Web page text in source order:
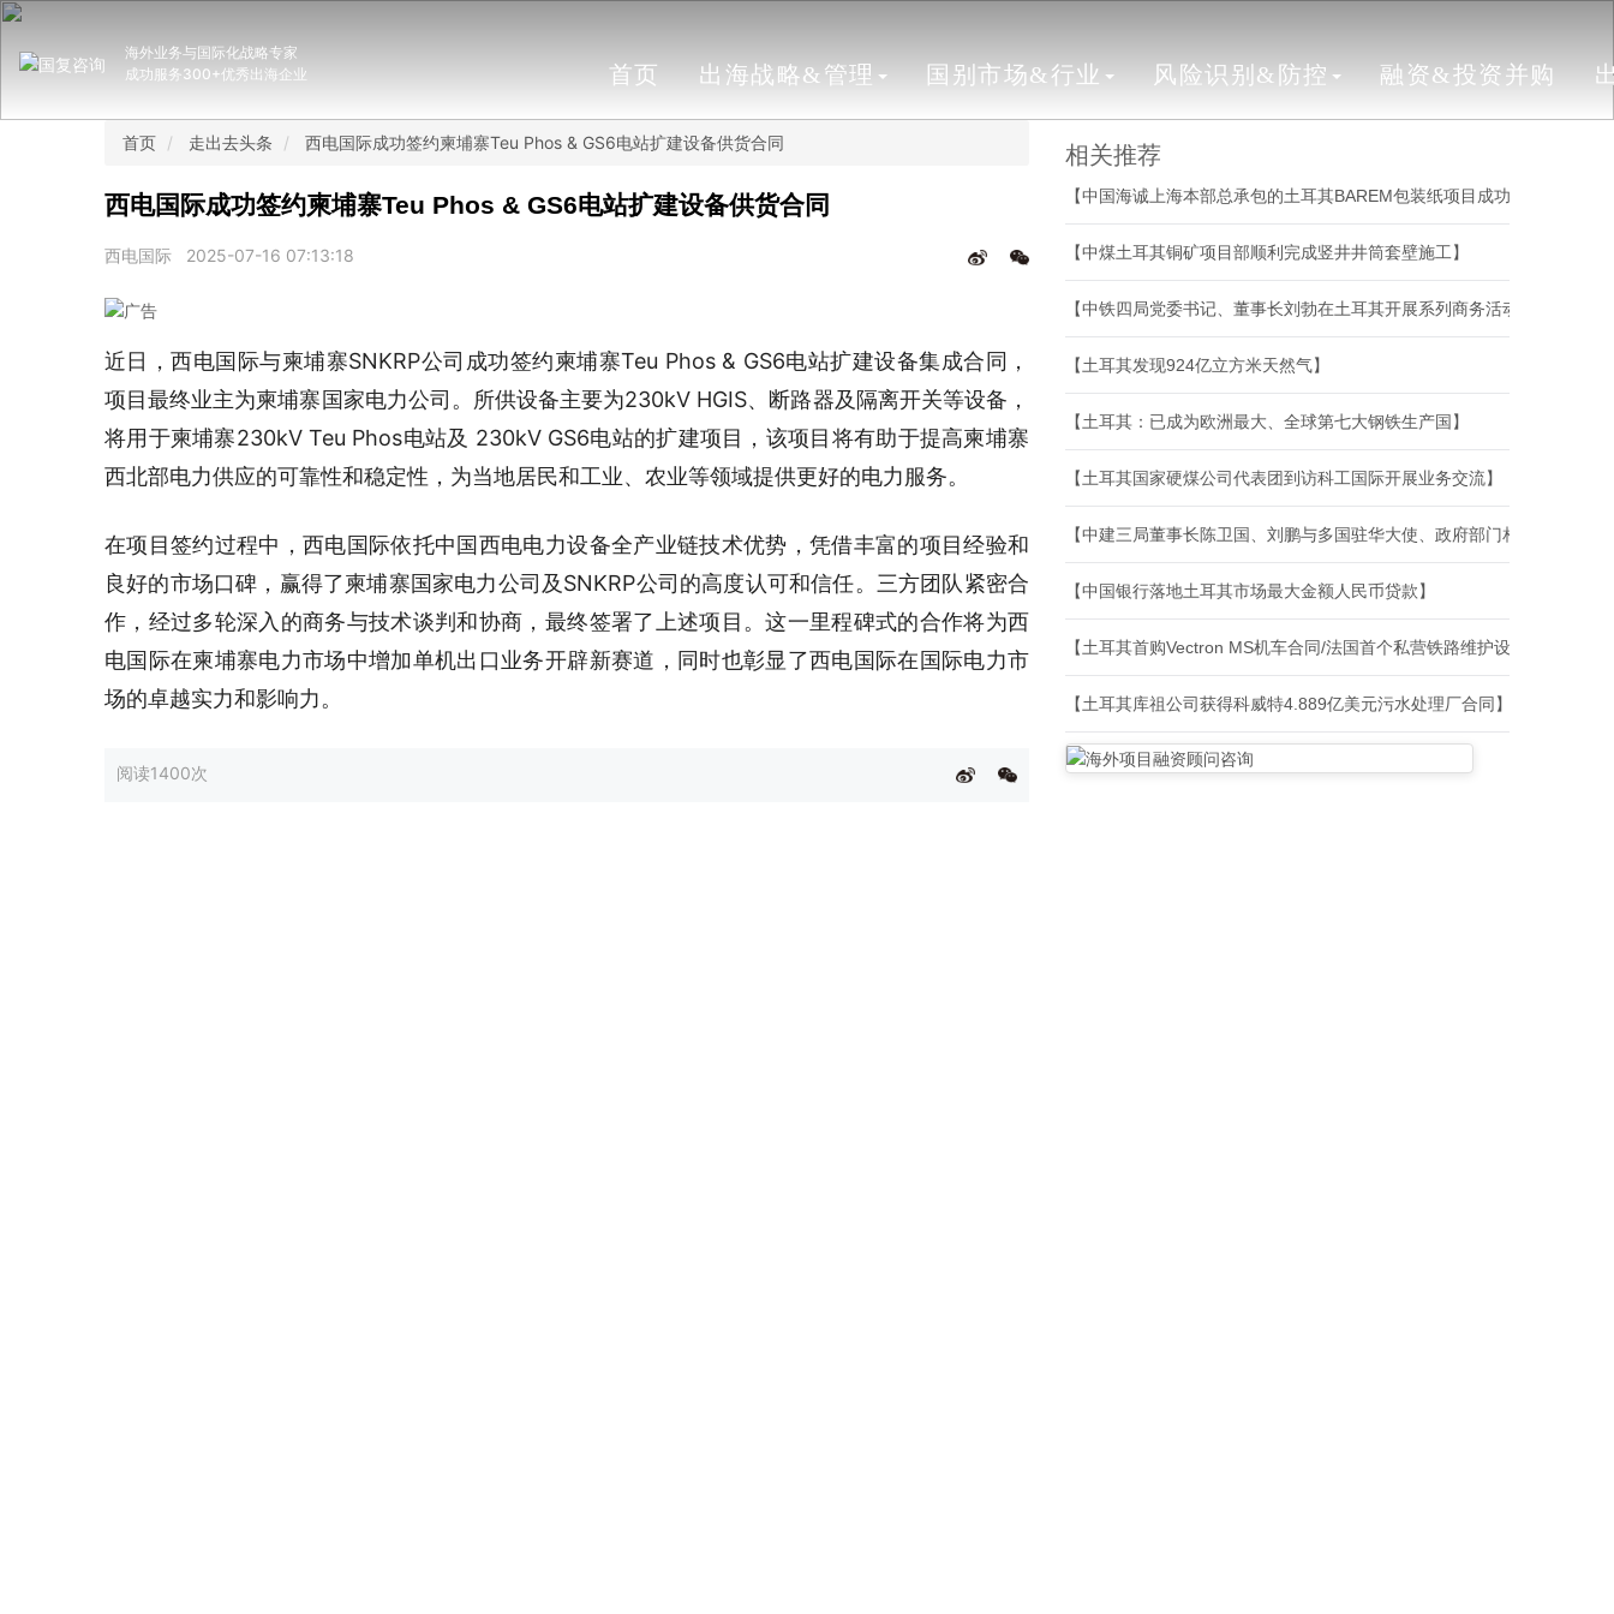
海外业务与国际化战略专家
成功服务300+优秀出海企业
首页 出海战略&管理 国别市场&行业 风险识别&防控 融资&投资并购
首页 走出去头条 西电国际成功签约柬埔寨Teu Phos & GS6电站扩建设备供货合同
西电国际成功签约柬埔寨Teu Phos & GS6电站扩建设备供货合同
西电国际 2025-07-16 07:13:18
近日，西电国际与柬埔寨SNKRP公司成功签约柬埔寨Teu Phos & GS6电站扩建设备集成合同，
项目最终业主为柬埔寨国家电力公司。所供设备主要为230kV HGIS、断路器及隔离开关等设备，
将用于柬埔寨230kV Teu Phos电站及 230kV GS6电站的扩建项目，该项目将有助于提高柬埔寨
西北部电力供应的可靠性和稳定性，为当地居民和工业、农业等领域提供更好的电力服务。
在项目签约过程中，西电国际依托中国西电电力设备全产业链技术优势，凭借丰富的项目经验和
良好的市场口碑，赢得了柬埔寨国家电力公司及SNKRP公司的高度认可和信任。三方团队紧密合
作，经过多轮深入的商务与技术谈判和协商，最终签署了上述项目。这一里程碑式的合作将为西
电国际在柬埔寨电力市场中增加单机出口业务开辟新赛道，同时也彰显了西电国际在国际电力市
场的卓越实力和影响力。
阅读1400次
相关推荐
【中国海诚上海本部总承包的土耳其BAREM包装纸项目成功开机】
【中煤土耳其铜矿项目部顺利完成竖井井筒套壁施工】
【中铁四局党委书记、董事长刘勃在土耳其开展系列商务活动】
【土耳其发现924亿立方米天然气】
【土耳其：已成为欧洲最大、全球第七大钢铁生产国】
【土耳其国家硬煤公司代表团到访科工国际开展业务交流】
【中建三局董事长陈卫国、刘鹏与多国驻华大使、政府部门相关负责人、
【中国银行落地土耳其市场最大金额人民币贷款】
【土耳其首购Vectron MS机车合同/法国首个私营铁路维护设施建设合同/
【土耳其库祖公司获得科威特4.889亿美元污水处理厂合同】